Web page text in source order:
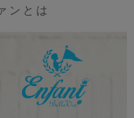
ンとは